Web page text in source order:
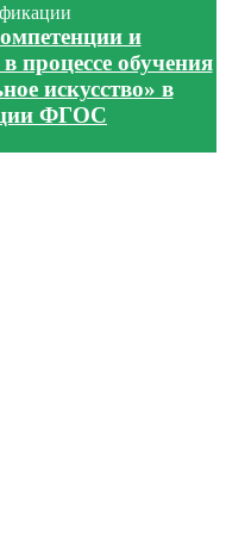
и
процессе обучения
искусство» в
ФГОС